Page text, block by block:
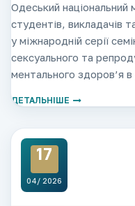
Одеський національний
студентів, викладачів
у міжнародній серії
сексуального та
ментального здоров’я в
науковцями нашого
ДЕТАЛЬНІШЕ
17
04/ 2026